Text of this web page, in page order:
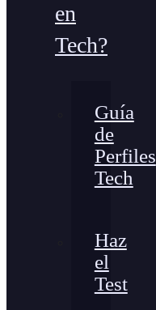
en
Tech?
Guía
de
Perfiles
Tech
Haz
el
Test